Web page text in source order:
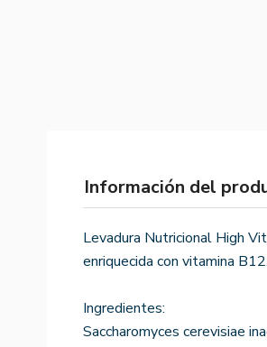
Información del
Levadura Nutricional High
enriquecida con vitamina B12.
Ingredientes:
Saccharomyces cerevisiae